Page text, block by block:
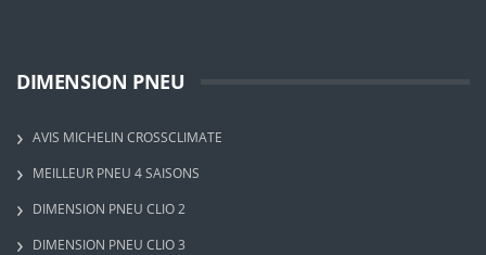
DIMENSION PNEU
AVIS MICHELIN CROSSCLIMATE
MEILLEUR PNEU 4 SAISONS
DIMENSION PNEU CLIO 2
DIMENSION PNEU CLIO 3